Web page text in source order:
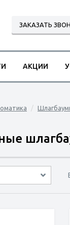
дешёвые
дорогие
ЗАКАЗАТЬ
АКЦИИ